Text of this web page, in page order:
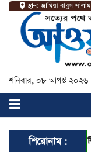
শনিবার, ০৮ আগস্ট ২০২৬
শিরোনাম :
চালকসহ নিহত ২